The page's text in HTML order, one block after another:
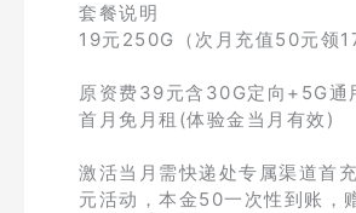
套餐说明
19元250G（次月充值50元领
原资费39元含30G定向+5G通
首月免月租(体验金当月有效)
激活当月需快递处专属渠道首
元活动，本金50一次性到账，